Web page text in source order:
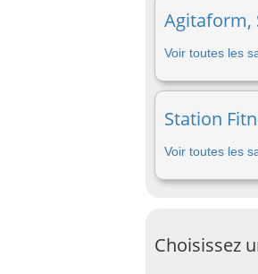
Agitaform,
Voir toutes les
Station
Voir toutes les
Choisissez